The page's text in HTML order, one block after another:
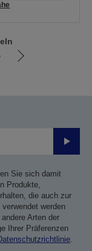
Zur
Sie sich damit
Produkte,
die auch zur
werden
Arten der
Ihrer Präferenzen
.